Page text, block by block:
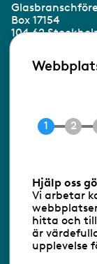
Box 17154
104 62
Ringvägen
E-post
Följ oss
Databasens
Hjälp oss
Vi arbetar
hitta och
är
upplevelse